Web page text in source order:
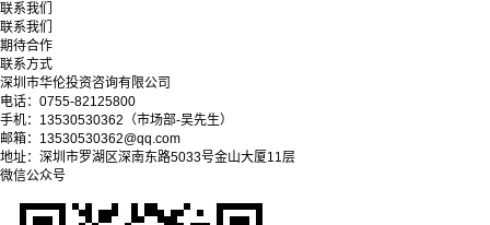
联系我们
联系我们
期待合作
联系方式
深圳市华伦投资咨询有限公司
电话：0755-82125800
手机：13530530362（市场部-吴先生）
邮箱：13530530362@qq.com
地址：深圳市罗湖区深南东路5033号金山大厦11层
微信公众号